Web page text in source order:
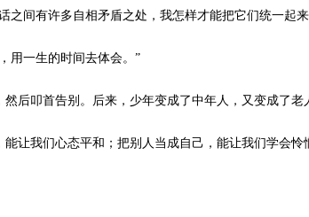
间有许多自相矛盾之处，我怎样才能把它们统一起
一生的时间去体会。”
叩首告别。后来，少年变成了中年人，又变成了老
我们心态平和；把别人当成自己，能让我们学会怜